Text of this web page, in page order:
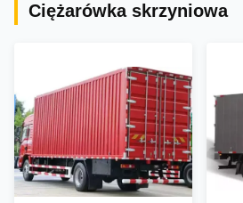
Ciężarówka skrzyniowa